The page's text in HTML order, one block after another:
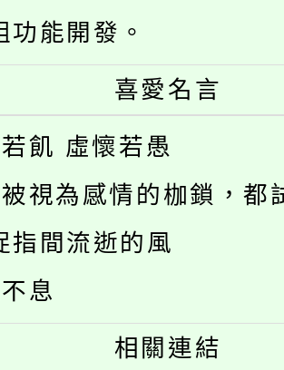
功能開發。
喜愛名言
飢 虛懷若愚
視為感情的枷鎖，都
指間流逝的風
息
相關連結